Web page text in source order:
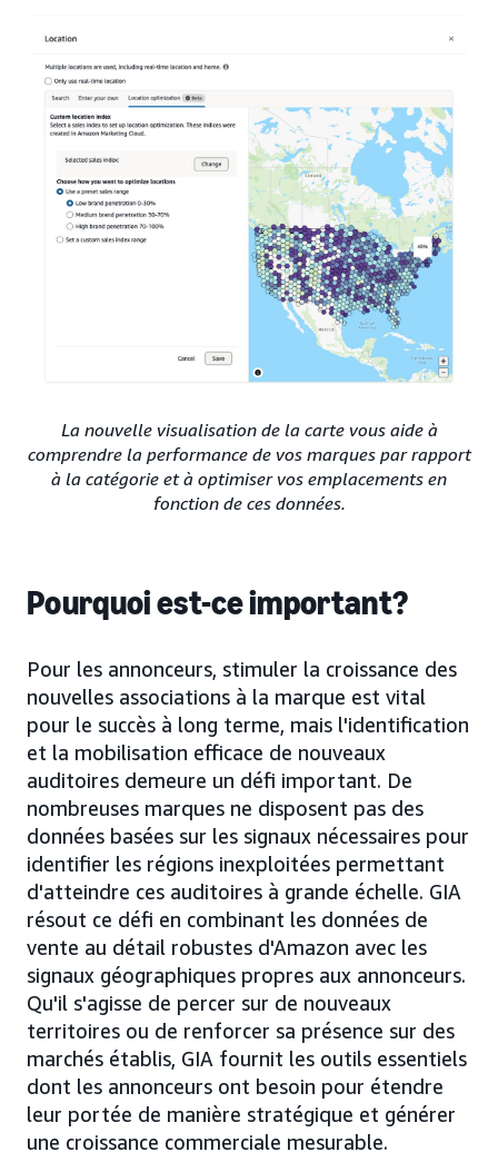
La nouvelle visualisation de la carte vous aide à
comprendre la performance de vos marques par rapport
à la catégorie et à optimiser vos emplacements en
fonction de ces données.
Pourquoi est-ce important?
Pour les annonceurs, stimuler la croissance des
nouvelles associations à la marque est vital
pour le succès à long terme, mais l'identification
et la mobilisation efficace de nouveaux
auditoires demeure un défi important. De
nombreuses marques ne disposent pas des
données basées sur les signaux nécessaires pour
identifier les régions inexploitées permettant
d'atteindre ces auditoires à grande échelle. GIA
résout ce défi en combinant les données de
vente au détail robustes d'Amazon avec les
signaux géographiques propres aux annonceurs.
Qu'il s'agisse de percer sur de nouveaux
territoires ou de renforcer sa présence sur des
marchés établis, GIA fournit les outils essentiels
dont les annonceurs ont besoin pour étendre
leur portée de manière stratégique et générer
une croissance commerciale mesurable.